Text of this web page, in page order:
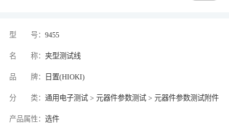
型 号： 9455
名 称： 夹型测试线
品 牌： 日置(HIOKI)
分 类： 通用电子测试 > 元器件参数测试 > 元器件参数测试附件
产品属性： 选件